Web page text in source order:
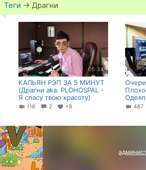
Теги → Драгни
05:34
КАЛЬЯН РЭП ЗА 5 МИНУТ
(Драгни aka. PLOHOSPAL -
Я спасу твою красоту)
116 2 +8 487